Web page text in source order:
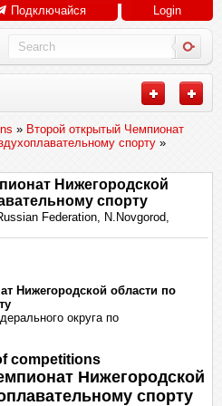
Подключайся Login
» Второй открытый Чемпионат
спорту »
Нижегородской
спорту
Federation, N.Novgorod,
Нижегородской области по
округа по
competitions
Нижегородской
спорту